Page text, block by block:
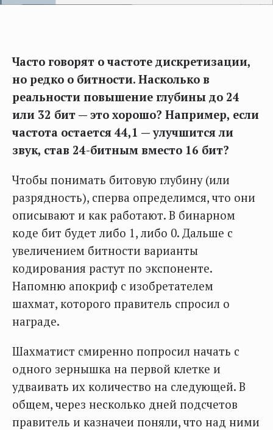
Часто говорят о частоте дискретизации,
но редко о битности. Насколько в
реальности повышение глубины до 24
или 32 бит — это хорошо? Например, если
частота остается 44,1 — улучшится ли
звук, став 24-битным вместо 16 бит?
Чтобы понимать битовую глубину (или
разрядность), сперва определимся, что они
описывают и как работают. В бинарном
коде бит будет либо 1, либо 0. Дальше с
увеличением битности варианты
кодирования растут по экспоненте.
Напомню апокриф с изобретателем
шахмат, которого правитель спросил о
награде.
Шахматист смиренно попросил начать с
одного зернышка на первой клетке и
удваивать их количество на следующей. В
общем, через несколько дней подсчетов
правитель и казначеи поняли, что над ними